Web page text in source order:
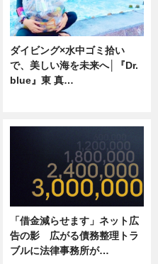
ダイビング×水中ゴミ拾い
で、美しい海を未来へ│『Dr.
blue』東 真…
「借金減らせます」ネット広
告の影 広がる債務整理トラ
ブルに法律事務所が…